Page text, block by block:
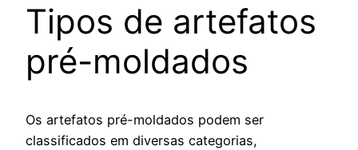
Tipos de artefatos
pré-moldados
Os artefatos pré-moldados podem ser
classificados em diversas categorias,